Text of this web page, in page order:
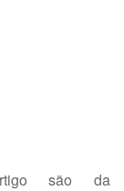
são da